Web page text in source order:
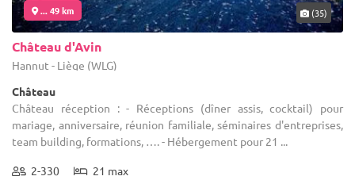
... 49 km (35)
Château d'Avin
Hannut - Liège (WLG)
Château
Château réception : - Réceptions (dîner assis, cocktail) pour
mariage, anniversaire, réunion familiale, séminaires d'entreprises,
team building, formations, …. - Hébergement pour 21 ...
2-330 21 max